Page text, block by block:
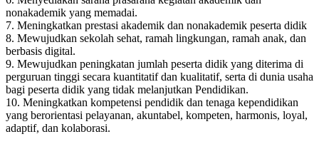
nonakademik yang memadai.
7. Meningkatkan prestasi akademik dan nonakademik peserta didik
8. Mewujudkan sekolah sehat, ramah lingkungan, ramah anak, dan
berbasis digital.
9. Mewujudkan peningkatan jumlah peserta didik yang diterima di
perguruan tinggi secara kuantitatif dan kualitatif, serta di dunia usaha
bagi peserta didik yang tidak melanjutkan Pendidikan.
10. Meningkatkan kompetensi pendidik dan tenaga kependidikan
yang berorientasi pelayanan, akuntabel, kompeten, harmonis, loyal,
adaptif, dan kolaborasi.